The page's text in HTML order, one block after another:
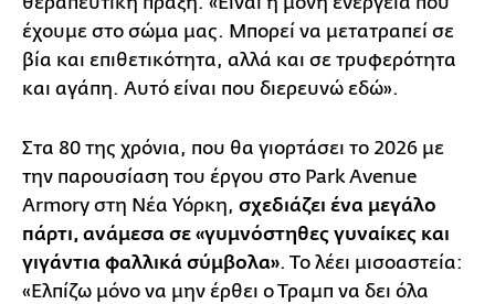
έχουμε στο σώμα μας. Μπορεί να μετατραπεί σε
βία και επιθετικότητα, αλλά και σε τρυφερότητα
και αγάπη. Αυτό είναι που διερευνώ εδώ».
Στα 80 της χρόνια, που θα γιορτάσει το 2026 με
την παρουσίαση του έργου στο Park Avenue
Armory στη Νέα Υόρκη, σχεδιάζει ένα μεγάλο
πάρτι, ανάμεσα σε «γυμνόστηθες γυναίκες και
γιγάντια φαλλικά σύμβολα». Το λέει μισοαστεία:
«Ελπίζω μόνο να μην έρθει ο Τραμπ να δει όλα